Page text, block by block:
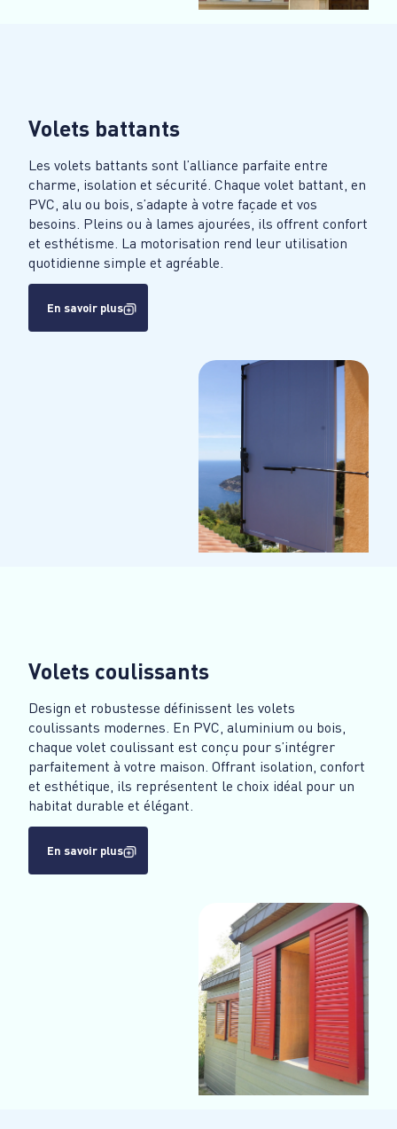
Volets battants
Les volets battants sont l’alliance parfaite entre
charme, isolation et sécurité. Chaque volet battant, en
PVC, alu ou bois, s’adapte à votre façade et vos
besoins. Pleins ou à lames ajourées, ils offrent confort
et esthétisme. La motorisation rend leur utilisation
quotidienne simple et agréable.
En savoir plus
Volets coulissants
Design et robustesse définissent les volets
coulissants modernes. En PVC, aluminium ou bois,
chaque volet coulissant est conçu pour s’intégrer
parfaitement à votre maison. Offrant isolation, confort
et esthétique, ils représentent le choix idéal pour un
habitat durable et élégant.
En savoir plus